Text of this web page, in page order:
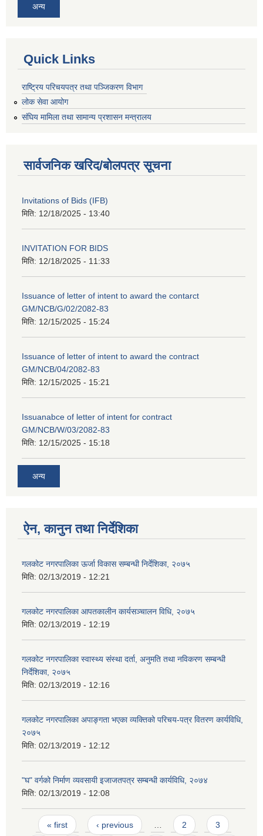
अन्य
Quick Links
राष्ट्रिय परिचयपत्र तथा पञ्जिकरण विभाग
लोक सेवा आयोग
संघिय मामिला तथा सामान्य प्रशासन मन्त्रालय
सार्वजनिक खरिद/बोलपत्र सूचना
Invitations of Bids (IFB)
मिति: 12/18/2025 - 13:40
INVITATION FOR BIDS
मिति: 12/18/2025 - 11:33
Issuance of letter of intent to award the contarct
GM/NCB/G/02/2082-83
मिति: 12/15/2025 - 15:24
Issuance of letter of intent to award the contract
GM/NCB/04/2082-83
मिति: 12/15/2025 - 15:21
Issuanabce of letter of intent for contract
GM/NCB/W/03/2082-83
मिति: 12/15/2025 - 15:18
अन्य
ऐन, कानुन तथा निर्देशिका
गलकोट नगरपालिका ऊर्जा विकास सम्बन्धी निर्देशिका, २०७५
मिति: 02/13/2019 - 12:21
गलकोट नगरपालिका आपतकालीन कार्यसञ्चालन विधि, २०७५
मिति: 02/13/2019 - 12:19
गलकोट नगरपालिका स्वास्थ्य संस्था दर्ता, अनुमति तथा नविकरण सम्बन्धी
निर्देशिका, २०७५
मिति: 02/13/2019 - 12:16
गलकोट नगरपालिका अपाङ्गता भएका व्यक्तिको परिचय-पत्र वितरण कार्यविधि,
२०७५
मिति: 02/13/2019 - 12:12
"घ" वर्गको निर्माण व्यवसायी इजाजतपत्र सम्बन्धी कार्यविधि, २०७४
मिति: 02/13/2019 - 12:08
Pages
« first ‹ previous 2 3